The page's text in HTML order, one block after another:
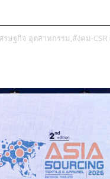
รษฐกิจ อุตสาหกรรม,สังคม-